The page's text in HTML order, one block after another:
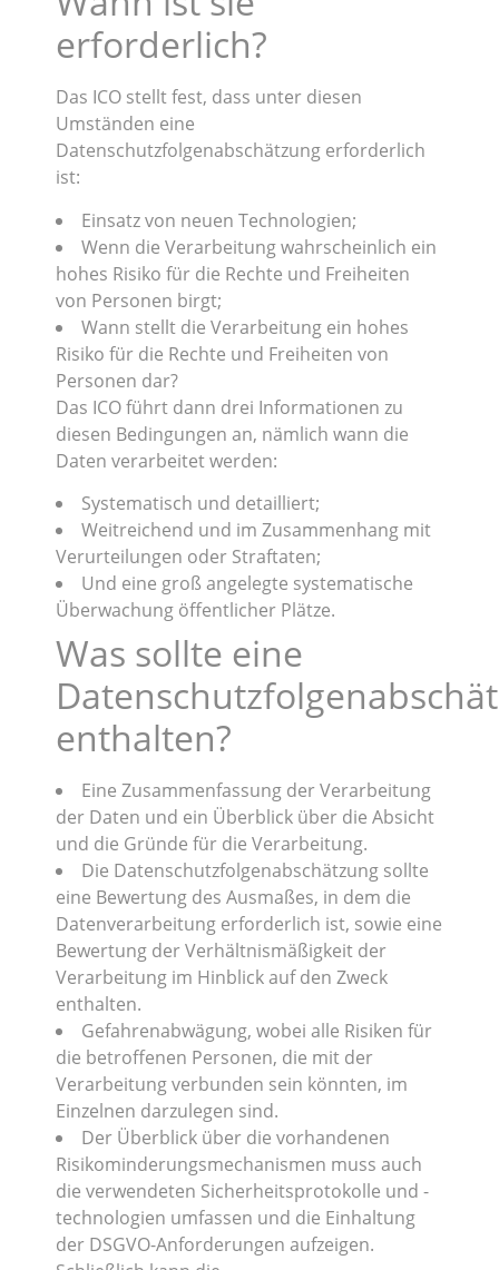
erforderlich?
Das ICO stellt fest, dass unter diesen
Umständen eine
Datenschutzfolgenabschätzung erforderlich
ist:
Einsatz von neuen Technologien;
Wenn die Verarbeitung wahrscheinlich ein
hohes Risiko für die Rechte und Freiheiten
von Personen birgt;
Wann stellt die Verarbeitung ein hohes
Risiko für die Rechte und Freiheiten von
Personen dar?
Das ICO führt dann drei Informationen zu
diesen Bedingungen an, nämlich wann die
Daten verarbeitet werden:
Systematisch und detailliert;
Weitreichend und im Zusammenhang mit
Verurteilungen oder Straftaten;
Und eine groß angelegte systematische
Überwachung öffentlicher Plätze.
Was sollte eine
enthalten?
Eine Zusammenfassung der Verarbeitung
der Daten und ein Überblick über die Absicht
und die Gründe für die Verarbeitung.
Die Datenschutzfolgenabschätzung sollte
eine Bewertung des Ausmaßes, in dem die
Datenverarbeitung erforderlich ist, sowie eine
Bewertung der Verhältnismäßigkeit der
Verarbeitung im Hinblick auf den Zweck
enthalten.
Gefahrenabwägung, wobei alle Risiken für
die betroffenen Personen, die mit der
Verarbeitung verbunden sein könnten, im
Einzelnen darzulegen sind.
Der Überblick über die vorhandenen
Risikominderungsmechanismen muss auch
die verwendeten Sicherheitsprotokolle und -
technologien umfassen und die Einhaltung
der DSGVO-Anforderungen aufzeigen.